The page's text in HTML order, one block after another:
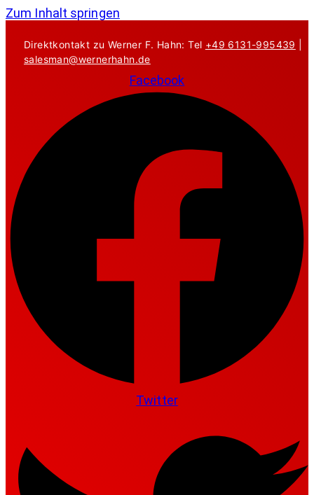
Zum Inhalt springen
Direktkontakt zu Werner F. Hahn: Tel +49 6131-995439
salesman@wernerhahn.de
Facebook
Twitter